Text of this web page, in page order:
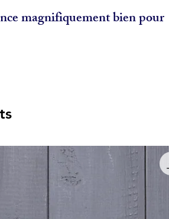
magnifiquement bien pour